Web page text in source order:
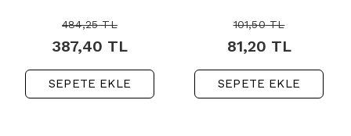
484,25TL
387,40 TL
SEPETE EKLE
101,50TL
81,20 TL
SEPETE EKLE